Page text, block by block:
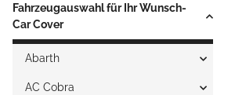
Fahrzeugauswahl für Ihr Wunsch-
Car Cover
Abarth
AC Cobra